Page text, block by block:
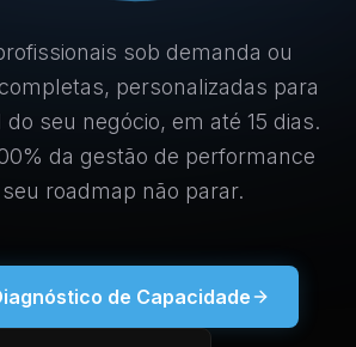
sob demanda ou
personalizadas para
seu negócio, em até 15 dias.
da gestão de performance
roadmap não parar.
de Capacidade